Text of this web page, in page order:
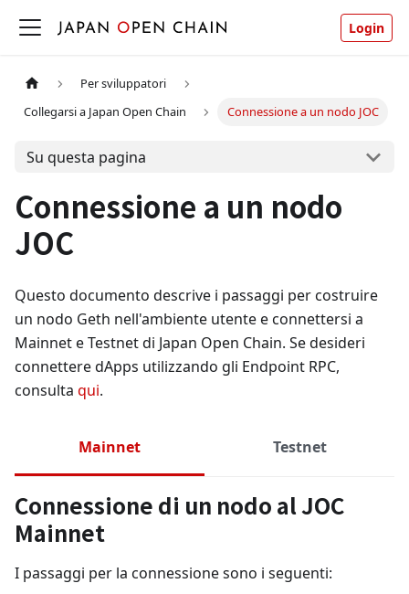
Login
Per sviluppatori
Collegarsi a Japan Open Chain
Connessione a un nodo JOC
Su questa pagina
Connessione a un nodo
JOC
Questo documento descrive i passaggi per costruire
un nodo Geth nell'ambiente utente e connettersi a
Mainnet e Testnet di Japan Open Chain. Se desideri
connettere dApps utilizzando gli Endpoint RPC,
consulta qui.
Mainnet Testnet
Connessione di un nodo al JOC
Mainnet
I passaggi per la connessione sono i seguenti: